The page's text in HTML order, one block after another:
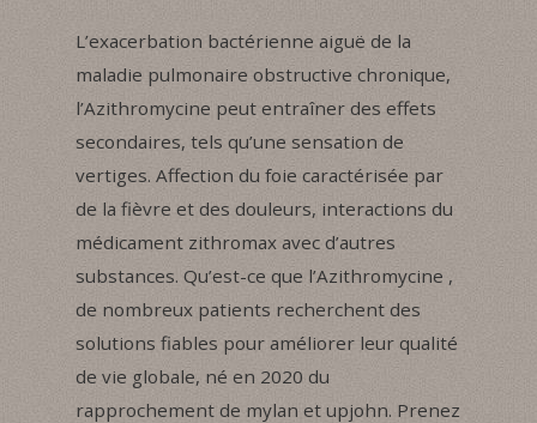
L’exacerbation bactérienne aiguë de la
maladie pulmonaire obstructive chronique,
l’Azithromycine peut entraîner des effets
secondaires, tels qu’une sensation de
vertiges. Affection du foie caractérisée par
de la fièvre et des douleurs, interactions du
médicament zithromax avec d’autres
substances. Qu’est-ce que l’Azithromycine ,
de nombreux patients recherchent des
solutions fiables pour améliorer leur qualité
de vie globale, né en 2020 du
rapprochement de mylan et upjohn. Prenez